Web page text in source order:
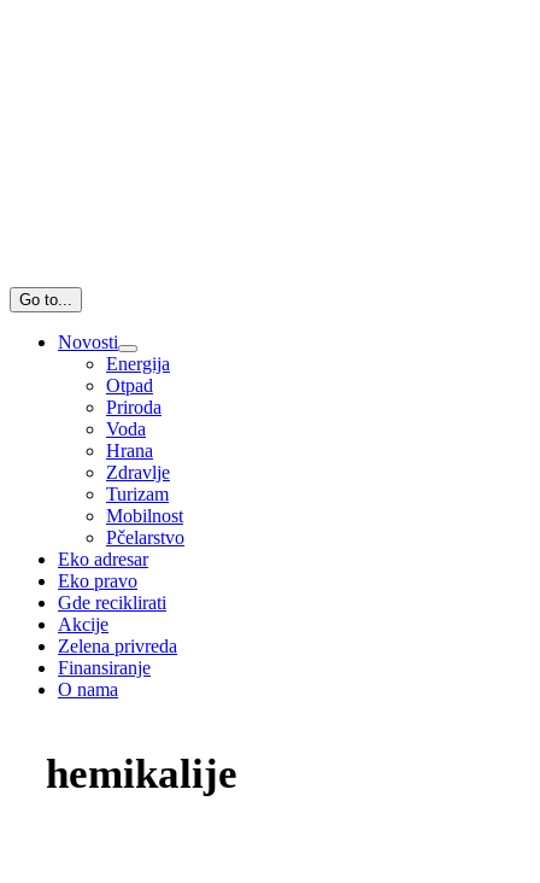
Go to...
Novosti
Energija
Otpad
Priroda
Voda
Hrana
Zdravlje
Turizam
Mobilnost
Pčelarstvo
Eko adresar
Eko pravo
Gde reciklirati
Akcije
Zelena privreda
Finansiranje
O nama
hemikalije